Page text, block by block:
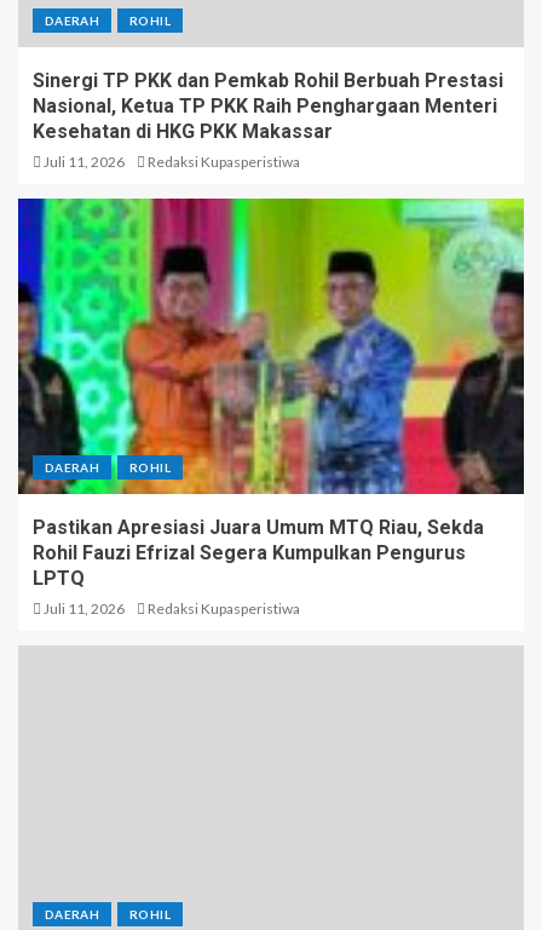
DAERAH ROHIL
Sinergi TP PKK dan Pemkab Rohil Berbuah Prestasi
Nasional, Ketua TP PKK Raih Penghargaan Menteri
Kesehatan di HKG PKK Makassar
Juli 11, 2026 Redaksi Kupasperistiwa
DAERAH ROHIL
Pastikan Apresiasi Juara Umum MTQ Riau, Sekda
Rohil Fauzi Efrizal Segera Kumpulkan Pengurus
LPTQ
Juli 11, 2026 Redaksi Kupasperistiwa
DAERAH ROHIL